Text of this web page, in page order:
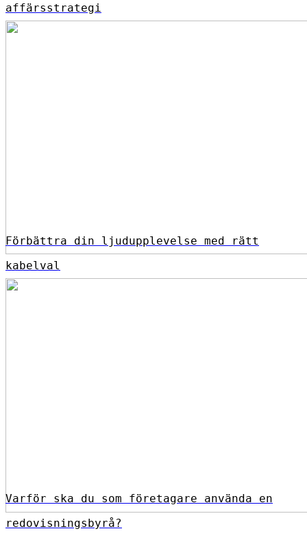
affärsstrategi
Förbättra din ljudupplevelse med rätt
kabelval
Varför ska du som företagare använda en
redovisningsbyrå?